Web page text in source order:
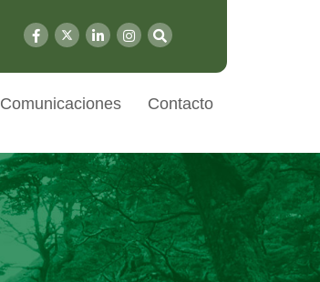
Comunicaciones Contacto